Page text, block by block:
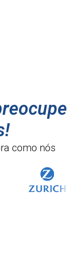
como nós